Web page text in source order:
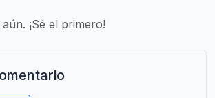
¡Sé el primero!